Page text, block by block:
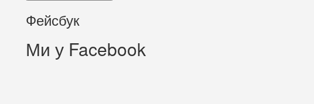
Фейсбук
Ми у Facebook